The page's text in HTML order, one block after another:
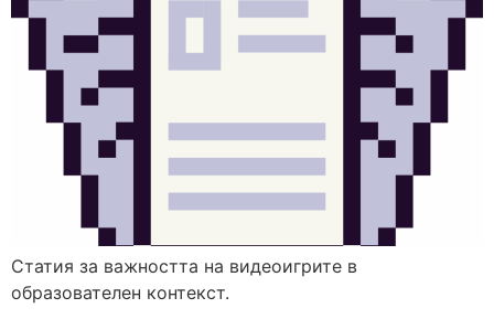
Статия за важността на видеоигрите в
образователен контекст.